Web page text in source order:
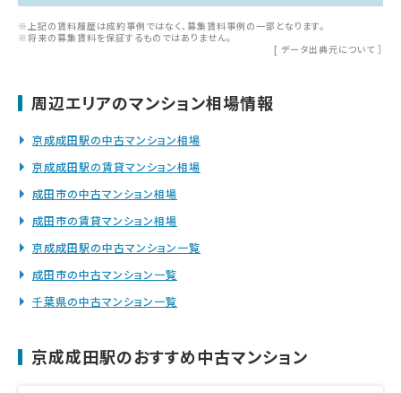
※上記の賃料履歴は成約事例ではなく、募集賃料事例の一部となります。
※将来の募集賃料を保証するものではありません。
[ データ出典元について ］
周辺エリアのマンション相場情報
京成成田駅の中古マンション相場
京成成田駅の賃貸マンション相場
成田市の中古マンション相場
成田市の賃貸マンション相場
京成成田駅の中古マンション一覧
成田市の中古マンション一覧
千葉県の中古マンション一覧
京成成田駅のおすすめ中古マンション